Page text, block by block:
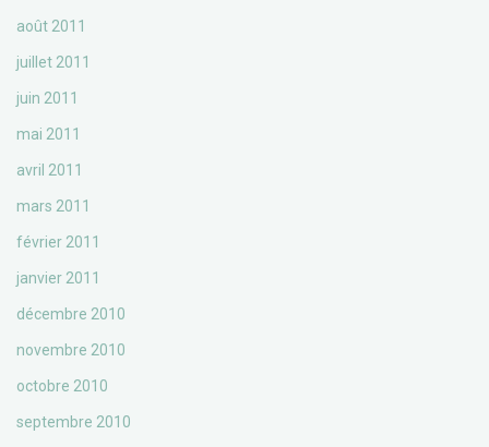
août 2011
juillet 2011
juin 2011
mai 2011
avril 2011
mars 2011
février 2011
janvier 2011
décembre 2010
novembre 2010
octobre 2010
septembre 2010